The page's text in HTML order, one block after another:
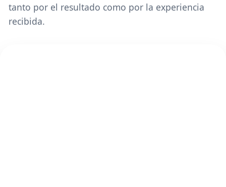
tanto por el resultado como por la experiencia
recibida.